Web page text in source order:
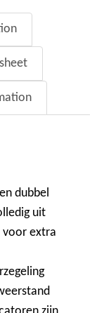
dubbel
uit
voor extra